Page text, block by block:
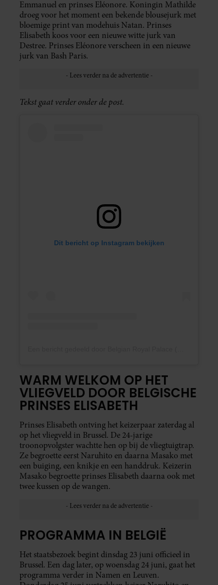
Emmanuel en prinses Eléonore. Koningin Mathilde
droeg voor het moment een bekende blousejurk met
bloemige print van modehuis Natan. Prinses
Elisabeth koos voor een nieuwe witte jurk van
Destree. Prinses Eléonore verscheen in een nieuwe
jurk van Bash Paris.
Tekst gaat verder onder de post.
Dit bericht op Instagram bekijken
WARM WELKOM OP HET
VLIEGVELD DOOR BELGISCHE
PRINSES ELISABETH
Prinses Elisabeth ontving het keizerpaar zaterdag al
op het vliegveld in Brussel. De 24-jarige
troonopvolgster wachtte hen op bij de vliegtuigtrap.
Ze begroette eerst Naruhito en daarna Masako met
een buiging, een knikje en een handdruk. Keizerin
Masako begroette prinses Elisabeth daarna ook met
twee kussen op de wangen.
PROGRAMMA IN BELGIË
Het staatsbezoek begint dinsdag 23 juni officieel in
Brussel. Een dag later, op woensdag 24 juni, gaat het
programma verder in Namen en Leuven.